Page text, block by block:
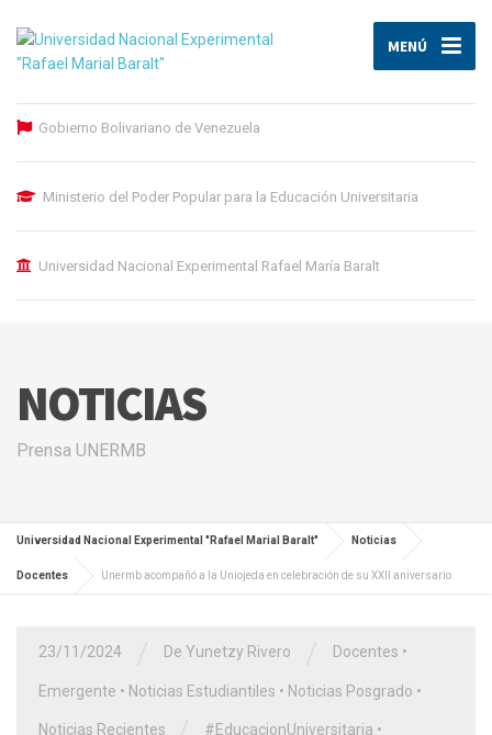
MENÚ
Gobierno Bolivariano de Venezuela
Ministerio del Poder Popular para la Educación Universitaria
Universidad Nacional Experimental Rafael María Baralt
NOTICIAS
Prensa UNERMB
Universidad Nacional Experimental "Rafael Marial Baralt" Noticias
Docentes Unermb acompañó a la Uniojeda en celebración de su XXII aniversario
23/11/2024 De Yunetzy Rivero Docentes •
Emergente • Noticias Estudiantiles • Noticias Posgrado •
Noticias Recientes #EducacionUniversitaria •